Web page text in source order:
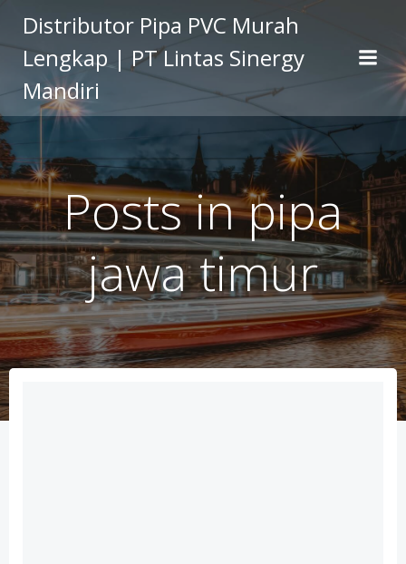
to
content
Distributor Pipa PVC Murah
Lengkap | PT Lintas Sinergy
Mandiri
Posts in pipa
jawa timur